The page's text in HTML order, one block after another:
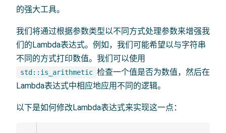
的强大工具。
我们将通过根据参数类型以不同方式处理参数来增强我
们的Lambda表达式。例如，我们可能希望以与字符串
不同的方式打印数值。我们可以使用
std::is_arithmetic 检查一个值是否为数值，然后在
Lambda表达式中相应地应用不同的逻辑。
以下是如何修改Lambda表达式来实现这一点：